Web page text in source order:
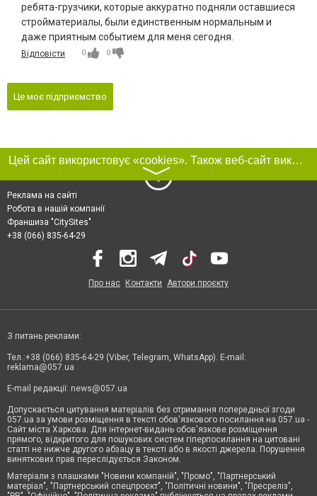
ребята-грузчики, которые аккуратно подняли оставшиеся
стройматериалы, были единственным нормальным и
даже приятным событием для меня сегодня.
Відповісти 0 0
Це моє підприємство
Цей сайт використовує «cookies». Також веб-сайт використовує інтернет-сервіс для збору технічних даних стосовно відвідувачів з метою отримання маркетингової та статистичної інформації. Умови обробки даних відвідувачів сайту див.
〉
Реклама на сайті
Робота в нашій компанії
Франшиза "CitySites"
+38 (066) 835-64-29
Про нас Контакти Автори проєкту
З питань реклами:
Тел.:+38 (066) 835-64-29 (Viber, Telegram, WhatsApp). E-mail:
reklama@057.ua
E-mail редакції: news@057.ua
Допускається цитування матеріалів без отримання попередньої згоди
057.ua за умови розміщення в тексті обов'язкового посилання на 057.ua -
Сайт міста Харкова. Для інтернет-видань обов'язкове розміщення
прямого, відкритого для пошукових систем гіперпосилання на цитовані
статті не нижче другого абзацу в тексті або в якості джерела. Порушення
виняткових прав переслідується Законом.
Матеріали з плашками "Новини компаній", "Промо", "Партнерський
матеріал", "Партнерський спецпроєкт", "Політичні новини", "Пресреліз",